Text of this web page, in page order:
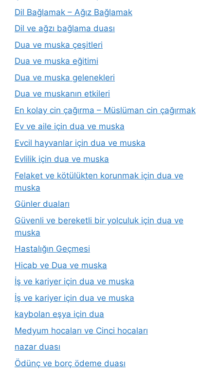
Dil Bağlamak – Ağız Bağlamak
Dil ve ağzı bağlama duası
Dua ve muska çeşitleri
Dua ve muska eğitimi
Dua ve muska gelenekleri
Dua ve muskanın etkileri
En kolay cin çağırma – Müslüman cin çağırmak
Ev ve aile için dua ve muska
Evcil hayvanlar için dua ve muska
Evlilik için dua ve muska
Felaket ve kötülükten korunmak için dua ve
muska
Günler duaları
Güvenli ve bereketli bir yolculuk için dua ve
muska
Hastalığın Geçmesi
Hicab ve Dua ve muska
İş ve kariyer için dua ve muska
İş ve kariyer için dua ve muska
kaybolan eşya için dua
Medyum hocaları ve Cinci hocaları
nazar duası
Ödünç ve borç ödeme duası